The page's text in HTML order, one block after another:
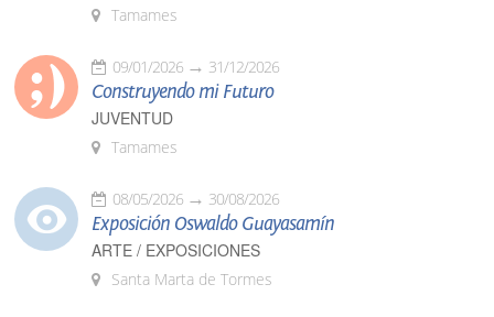
Tamames
09/01/2026 31/12/2026
Construyendo mi Futuro
JUVENTUD
Tamames
08/05/2026 30/08/2026
Exposición Oswaldo Guayasamín
ARTE / EXPOSICIONES
Santa Marta de Tormes